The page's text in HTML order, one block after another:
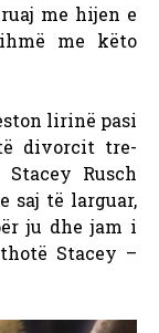
me hijen e
me këto
lirinë pasi
divorcit tre-
Rusch
saj të larguar,
ju dhe jam i
Stacey –